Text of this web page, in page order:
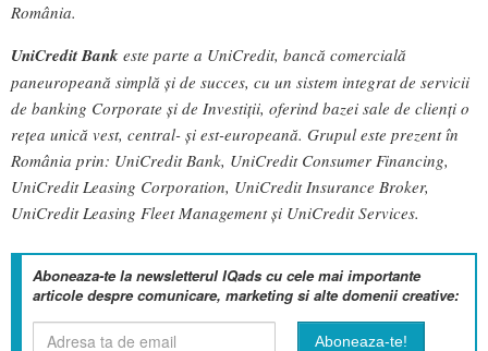
România.
UniCredit Bank este parte a UniCredit, bancă comercială
paneuropeană simplă și de succes, cu un sistem integrat de servicii
de banking Corporate și de Investiții, oferind bazei sale de clienți o
rețea unică vest, central- și est-europeană. Grupul este prezent în
România prin: UniCredit Bank, UniCredit Consumer Financing,
UniCredit Leasing Corporation, UniCredit Insurance Broker,
UniCredit Leasing Fleet Management și UniCredit Services.
Aboneaza-te la newsletterul IQads cu cele mai importante
articole despre comunicare, marketing si alte domenii creative: